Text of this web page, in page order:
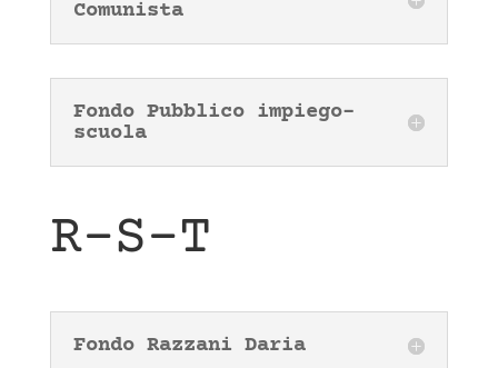
Comunista
Fondo Pubblico impiego-
scuola
R-S-T
Fondo Razzani Daria